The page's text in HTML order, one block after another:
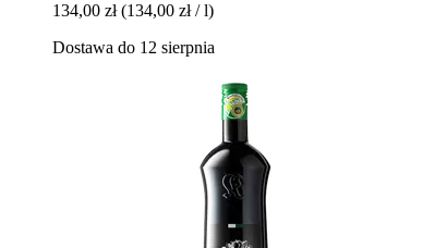
134,00 zł (134,00 zł / l)
Dostawa do 12 sierpnia